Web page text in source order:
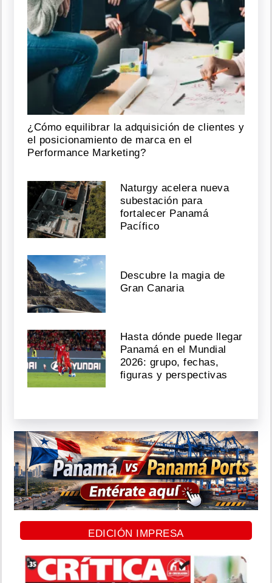
¿Cómo equilibrar la adquisición de clientes y
el posicionamiento de marca en el
Performance Marketing?
Naturgy acelera nueva
subestación para
fortalecer Panamá
Pacífico
Descubre la magia de
Gran Canaria
Hasta dónde puede llegar
Panamá en el Mundial
2026: grupo, fechas,
figuras y perspectivas
EDICIÓN IMPRESA